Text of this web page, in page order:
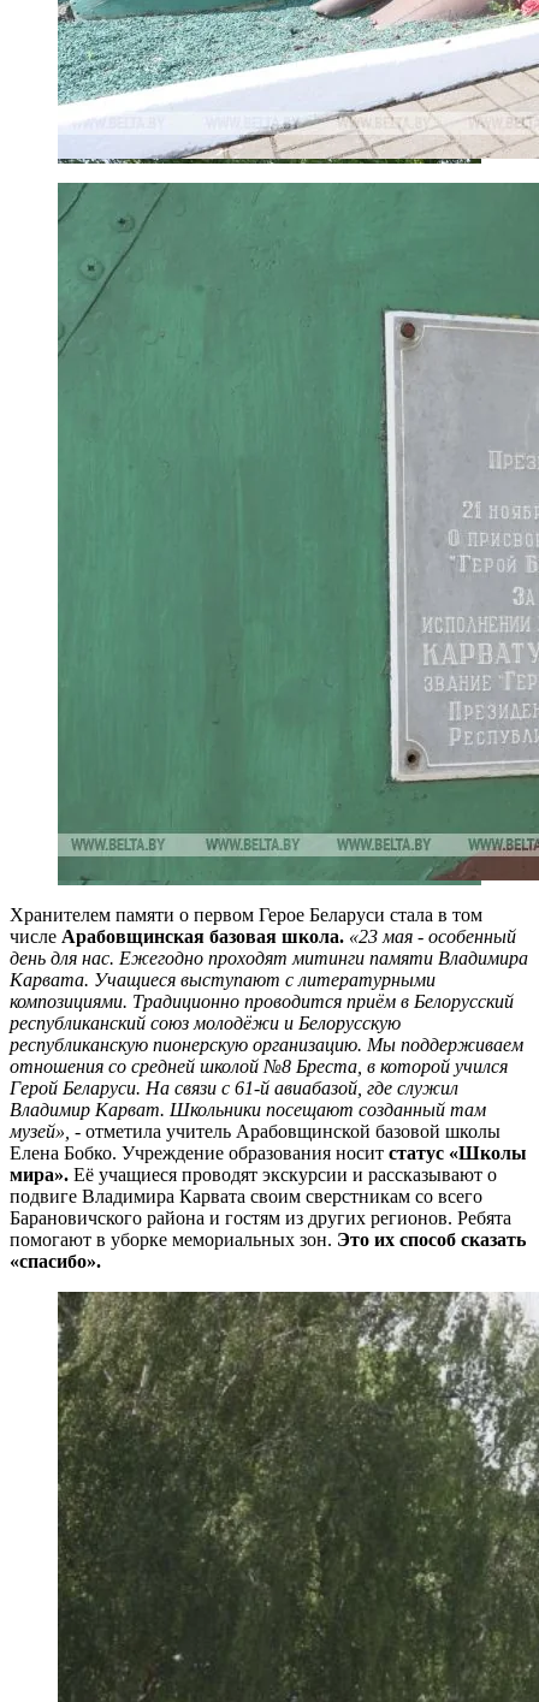
Хранителем памяти о первом Герое Беларуси стала в том
числе Арабовщинская базовая школа. «23 мая - особенный
день для нас. Ежегодно проходят митинги памяти Владимира
Карвата. Учащиеся выступают с литературными
композициями. Традиционно проводится приём в Белорусский
республиканский союз молодёжи и Белорусскую
республиканскую пионерскую организацию. Мы поддерживаем
отношения со средней школой №8 Бреста, в которой учился
Герой Беларуси. На связи с 61-й авиабазой, где служил
Владимир Карват. Школьники посещают созданный там
музей», - отметила учитель Арабовщинской базовой школы
Елена Бобко. Учреждение образования носит статус «Школы
мира». Её учащиеся проводят экскурсии и рассказывают о
подвиге Владимира Карвата своим сверстникам со всего
Барановичского района и гостям из других регионов. Ребята
помогают в уборке мемориальных зон. Это их способ сказать
«спасибо».